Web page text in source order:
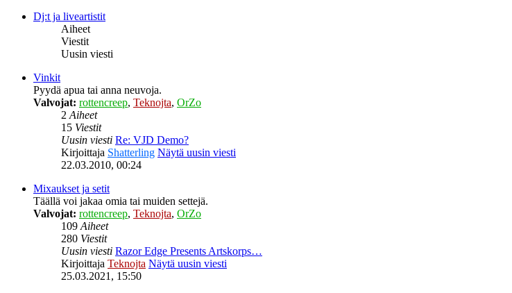
Dj:t ja liveartistit
Aiheet
Viestit
Uusin viesti
Vinkit
Pyydä apua tai anna neuvoja.
Valvojat: rottencreep, Teknojta, OrZo
2Aiheet
15 Viestit
Uusin viesti Re: VJD Demo?
Kirjoittaja Shatterling Näytä uusin viesti
22.03.2010, 00:24
Mixaukset ja setit
Täällä voi jakaa omia tai muiden settejä.
Valvojat: rottencreep, Teknojta, OrZo
109Aiheet
280 Viestit
Uusin viesti Razor Edge Presents Artskorps…
Kirjoittaja Teknojta Näytä uusin viesti
25.03.2021, 15:50